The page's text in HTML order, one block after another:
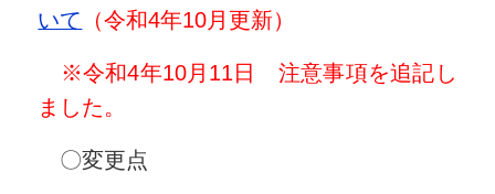
いて
（令和4年10月更新）
※令和4年10月11日 注意事項を追記し
ました。
〇変更点